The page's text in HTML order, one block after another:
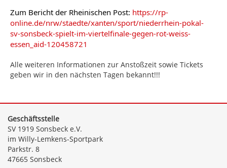
Zum Bericht der Rheinischen Post: https://rp-
online.de/nrw/staedte/xanten/sport/niederrhein-pokal-
sv-sonsbeck-spielt-im-viertelfinale-gegen-rot-weiss-
essen_aid-120458721
Alle weiteren Informationen zur Anstoßzeit sowie Tickets
geben wir in den nächsten Tagen bekannt!!!
Geschäftsstelle
SV 1919 Sonsbeck e.V.
im Willy-Lemkens-Sportpark
Parkstr. 8
47665 Sonsbeck